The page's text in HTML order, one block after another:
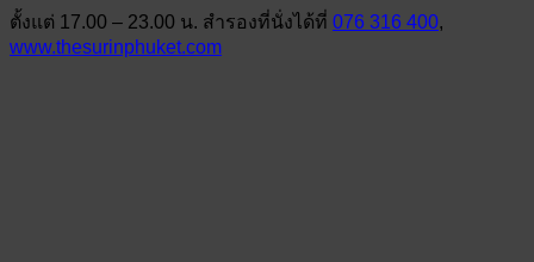
ตั้งแต่ 17.00 – 23.00 น. สำรองที่นั่งได้ที่ 076 316 400,
www.thesurinphuket.com